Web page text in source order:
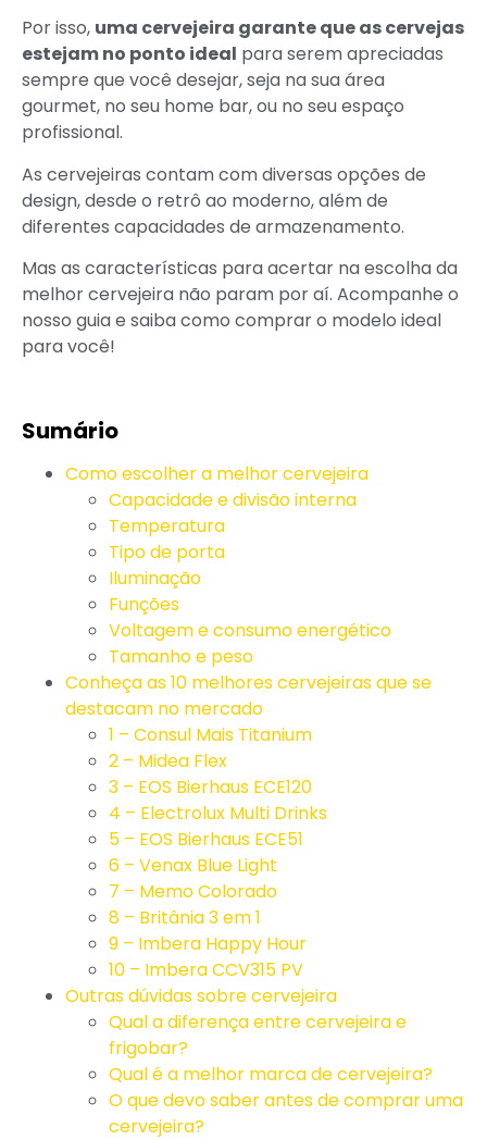
Por isso, uma cervejeira garante que as cervejas
estejam no ponto ideal para serem apreciadas
sempre que você desejar, seja na sua área
gourmet, no seu home bar, ou no seu espaço
profissional.
As cervejeiras contam com diversas opções de
design, desde o retrô ao moderno, além de
diferentes capacidades de armazenamento.
Mas as características para acertar na escolha da
melhor cervejeira não param por aí. Acompanhe o
nosso guia e saiba como comprar o modelo ideal
para você!
Sumário
Como escolher a melhor cervejeira
Capacidade e divisão interna
Temperatura
Tipo de porta
Iluminação
Funções
Voltagem e consumo energético
Tamanho e peso
Conheça as 10 melhores cervejeiras que se
destacam no mercado
1 – Consul Mais Titanium
2 – Midea Flex
3 – EOS Bierhaus ECE120
4 – Electrolux Multi Drinks
5 – EOS Bierhaus ECE51
6 – Venax Blue Light
7 – Memo Colorado
8 – Britânia 3 em 1
9 – Imbera Happy Hour
10 – Imbera CCV315 PV
Outras dúvidas sobre cervejeira
Qual a diferença entre cervejeira e
frigobar?
Qual é a melhor marca de cervejeira?
O que devo saber antes de comprar uma
cervejeira?